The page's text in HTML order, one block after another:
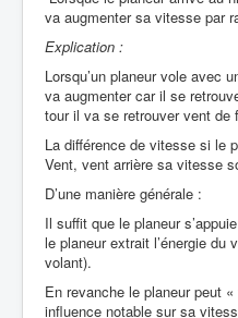
va augmenter sa vitesse par
Explication :
Lorsqu’un planeur vole avec
va augmenter car il se
tour il va se retrouver vent de
La différence de vitesse si le
Vent, vent arrière sa vitesse
D’une manière générale :
Il suffit que le planeur
le planeur extrait l’énergie
volant).
En revanche le planeur peut
influence notable sur sa